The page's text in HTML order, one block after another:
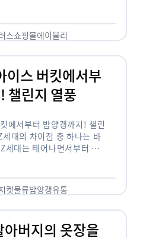
스쇼핑몰에이블리
이스 버킷에서부
챌린지 열풍
에서부터 밤양갱까지! 챌린
대의 차이점 중 하나는 바
세대는 태어나면서부터 디
켓물류밤양갱유통
버지의 옷장을